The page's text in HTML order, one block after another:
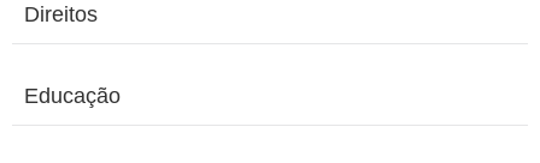
Direitos
Educação